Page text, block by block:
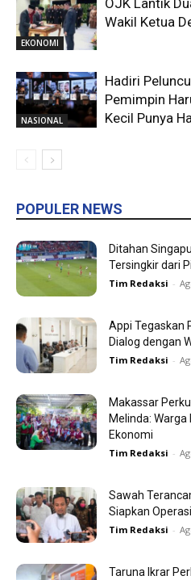
EKONOMI
OJK Lantik
Wakil Ketua
NASIONAL
Hadiri
Pemimpin
Kecil Punya
POPULER NEWS
Ditahan
Tersingkir dari
Tim Redaksi -
Appi Tegaskan
Dialog dengan
Tim Redaksi -
Makassar
Melinda:
Ekonomi
Tim Redaksi -
Sawah
Siapkan
Tim Redaksi -
Taruna Ikrar